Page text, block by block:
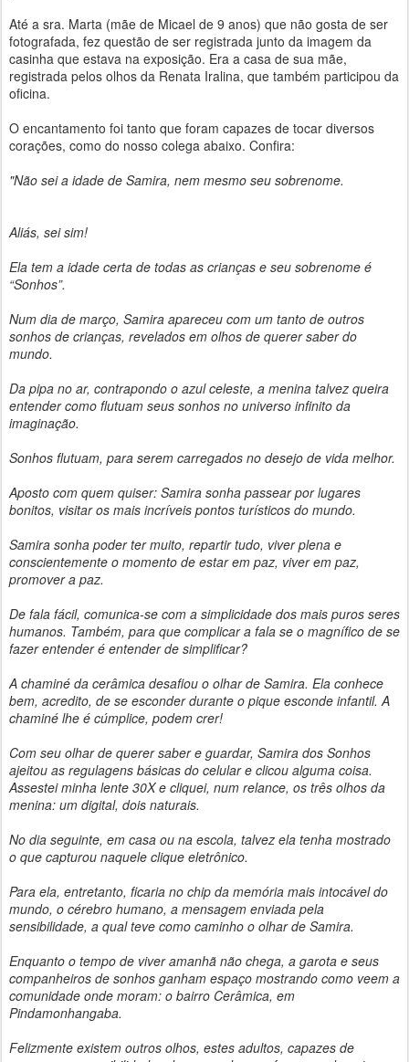
Até a sra. Marta (mãe de Micael de 9 anos) que não gosta de ser
fotografada, fez questão de ser registrada junto da imagem da
casinha que estava na exposição. Era a casa de sua mãe,
registrada pelos olhos da Renata Iralina, que também participou da
oficina.
O encantamento foi tanto que foram capazes de tocar diversos
corações, como do nosso colega abaixo. Confira:
"Não sei a idade de Samira, nem mesmo seu sobrenome.
Aliás, sei sim!
Ela tem a idade certa de todas as crianças e seu sobrenome é
“Sonhos”.
Num dia de março, Samira apareceu com um tanto de outros
sonhos de crianças, revelados em olhos de querer saber do
mundo.
Da pipa no ar, contrapondo o azul celeste, a menina talvez queira
entender como flutuam seus sonhos no universo infinito da
imaginação.
Sonhos flutuam, para serem carregados no desejo de vida melhor.
Aposto com quem quiser: Samira sonha passear por lugares
bonitos, visitar os mais incríveis pontos turísticos do mundo.
Samira sonha poder ter muito, repartir tudo, viver plena e
conscientemente o momento de estar em paz, viver em paz,
promover a paz.
De fala fácil, comunica-se com a simplicidade dos mais puros seres
humanos. Também, para que complicar a fala se o magnífico de se
fazer entender é entender de simplificar?
A chaminé da cerâmica desafiou o olhar de Samira. Ela conhece
bem, acredito, de se esconder durante o pique esconde infantil. A
chaminé lhe é cúmplice, podem crer!
Com seu olhar de querer saber e guardar, Samira dos Sonhos
ajeitou as regulagens básicas do celular e clicou alguma coisa.
Assestei minha lente 30X e cliquei, num relance, os três olhos da
menina: um digital, dois naturais.
No dia seguinte, em casa ou na escola, talvez ela tenha mostrado
o que capturou naquele clique eletrônico.
Para ela, entretanto, ficaria no chip da memória mais intocável do
mundo, o cérebro humano, a mensagem enviada pela
sensibilidade, a qual teve como caminho o olhar de Samira.
Enquanto o tempo de viver amanhã não chega, a garota e seus
companheiros de sonhos ganham espaço mostrando como veem a
comunidade onde moram: o bairro Cerâmica, em
Pindamonhangaba.
Felizmente existem outros olhos, estes adultos, capazes de